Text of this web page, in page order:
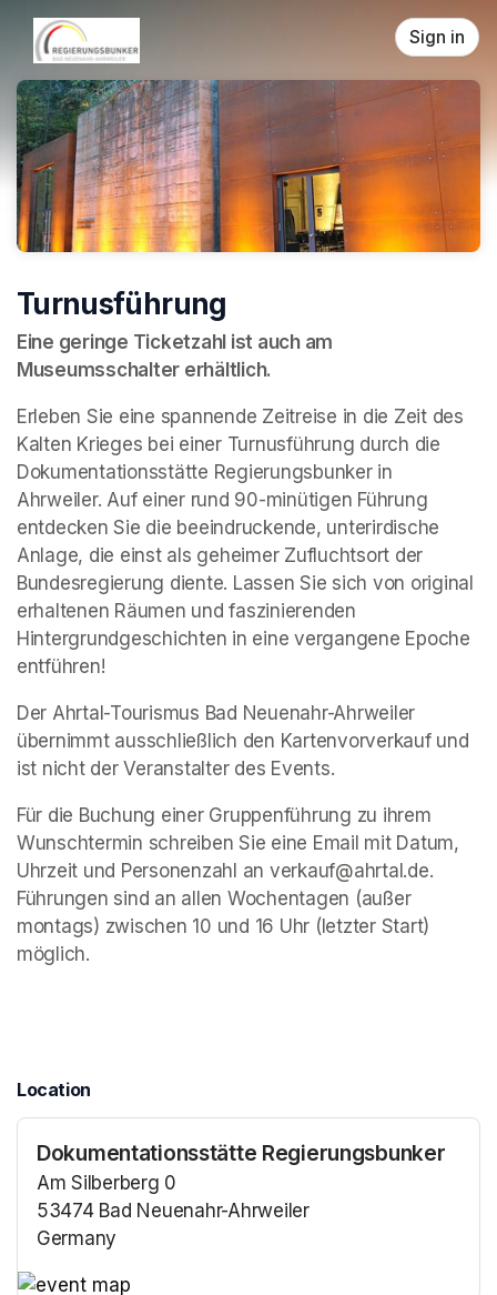
Skip header
Sign in
Turnusführung
Eine geringe Ticketzahl ist auch am
Museumsschalter erhältlich.
Erleben Sie eine spannende Zeitreise in die Zeit des
Kalten Krieges bei einer Turnusführung durch die
Dokumentationsstätte Regierungsbunker in
Ahrweiler. Auf einer rund 90-minütigen Führung
entdecken Sie die beeindruckende, unterirdische
Anlage, die einst als geheimer Zufluchtsort der
Bundesregierung diente. Lassen Sie sich von original
erhaltenen Räumen und faszinierenden
Hintergrundgeschichten in eine vergangene Epoche
entführen!
Der Ahrtal-Tourismus Bad Neuenahr-Ahrweiler
übernimmt ausschließlich den Kartenvorverkauf und
ist nicht der Veranstalter des Events.
Für die Buchung einer Gruppenführung zu ihrem
Wunschtermin schreiben Sie eine Email mit Datum,
Uhrzeit und Personenzahl an verkauf@ahrtal.de.
Führungen sind an allen Wochentagen (außer
montags) zwischen 10 und 16 Uhr (letzter Start)
möglich.
Location
Dokumentationsstätte Regierungsbunker
Am Silberberg 0
53474 Bad Neuenahr-Ahrweiler
Germany